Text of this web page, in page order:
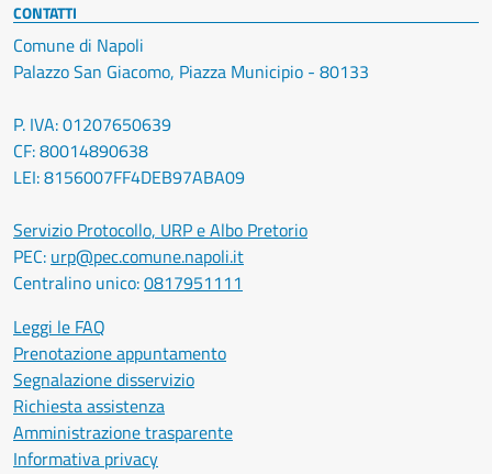
CONTATTI
Comune di Napoli
Palazzo San Giacomo, Piazza Municipio - 80133
P. IVA: 01207650639
CF: 80014890638
LEI: 8156007FF4DEB97ABA09
Servizio Protocollo, URP e Albo Pretorio
PEC: urp@pec.comune.napoli.it
Centralino unico:0817951111
Leggi le FAQ
Prenotazione appuntamento
Segnalazione disservizio
Richiesta assistenza
Amministrazione trasparente
Informativa privacy